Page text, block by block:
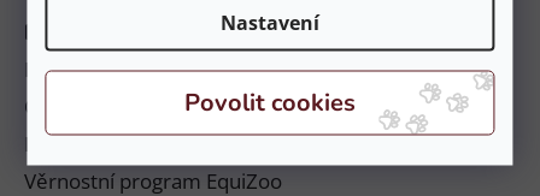
Nastavení
Informace
Platby a doručení
Obchodní podmínky a reklamační řád
Podmínky ochrany osobních údajů
Věrnostní program EquiZoo